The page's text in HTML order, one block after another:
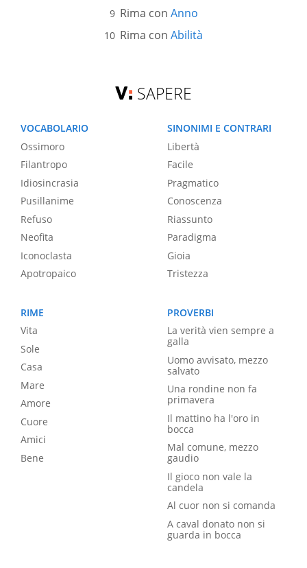
Rima con Anno
Rima con Abilità
SAPERE
VOCABOLARIO
Ossimoro
Filantropo
Idiosincrasia
Pusillanime
Refuso
Neofita
Iconoclasta
Apotropaico
SINONIMI E CONTRARI
Libertà
Facile
Pragmatico
Conoscenza
Riassunto
Paradigma
Gioia
Tristezza
RIME
Vita
Sole
Casa
Mare
Amore
Cuore
Amici
Bene
PROVERBI
La verità vien sempre a
galla
Uomo avvisato, mezzo
salvato
Una rondine non fa
primavera
Il mattino ha l'oro in
bocca
Mal comune, mezzo
gaudio
Il gioco non vale la
candela
Al cuor non si comanda
A caval donato non si
guarda in bocca